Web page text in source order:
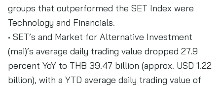
groups that outperformed the SET Index were
Technology and Financials.
• SET’s and Market for Alternative Investment
(mai)’s average daily trading value dropped 27.9
percent YoY to THB 39.47 billion (approx. USD 1.22
billion), with a YTD average daily trading value of